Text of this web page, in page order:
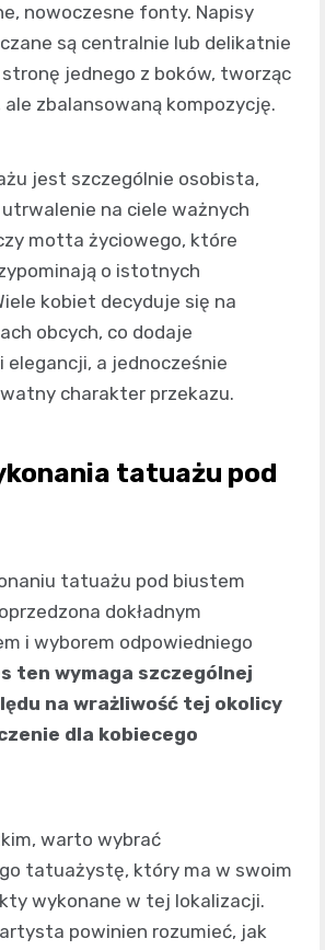
nowoczesne fonty. Napisy
są centralnie lub delikatnie
jednego z boków, tworząc
zbalansowaną kompozycję.
jest szczególnie osobista,
na ciele ważnych
motta życiowego, które
o istotnych
kobiet decyduje się na
obcych, co dodaje
elegancji, a jednocześnie
charakter przekazu.
tatuażu pod
tatuażu pod biustem
dokładnym
i wyborem odpowiedniego
ten wymaga szczególnej
na wrażliwość tej okolicy
dla kobiecego
warto wybrać
tatuażystę, który ma w swoim
wykonane w tej lokalizacji.
powinien rozumieć, jak